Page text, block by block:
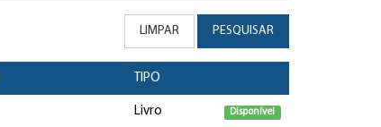
LIMPAR PESQUISAR
TIPO
Livro Disponível